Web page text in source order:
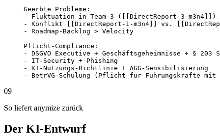
Geerbte Probleme:
- Fluktuation in Team-3 ([[DirectReport-3-m3n4]])
- Konflikt [[DirectReport-1-m3n4]] vs.
- Roadmap-Backlog > Velocity
Pflicht-Compliance:
- DSGVO Executive + Geschäftsgeheimnisse + § 203
- IT-Security + Phishing
- KI-Nutzungs-Richtlinie + AGG-Sensibilisierung
- BetrVG-Schulung (Pflicht für Führungskräfte mit
09
So liefert anymize zurück
Der KI-Entwurf